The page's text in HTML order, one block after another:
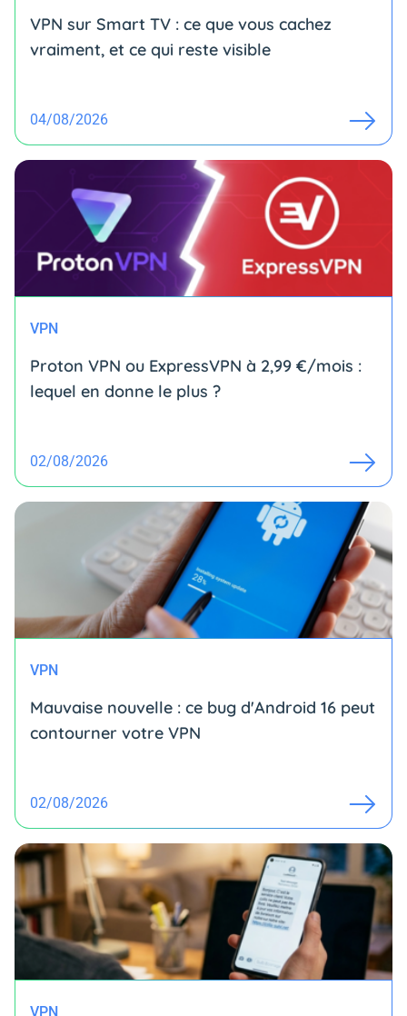
VPN sur Smart TV : ce que vous cachez
vraiment, et ce qui reste visible
04/08/2026
VPN
Proton VPN ou ExpressVPN à 2,99 €/mois :
lequel en donne le plus ?
02/08/2026
VPN
Mauvaise nouvelle : ce bug d'Android 16 peut
contourner votre VPN
02/08/2026
VPN